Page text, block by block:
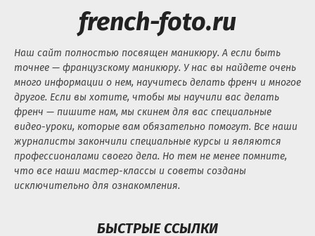
french-foto.ru
Наш сайт полностью посвящен маникюру. А если быть
точнее — французскому маникюру. У нас вы найдете очень
много информации о нем, научитесь делать френч и многое
другое. Если вы хотите, чтобы мы научили вас делать
френч — пишите нам, мы скинем для вас специальные
видео-уроки, которые вам обязательно помогут. Все наши
журналисты закончили специальные курсы и являются
профессионалами своего дела. Но тем не менее помните,
что все наши мастер-классы и советы созданы
исключительно для ознакомления.
БЫСТРЫЕ ССЫЛКИ